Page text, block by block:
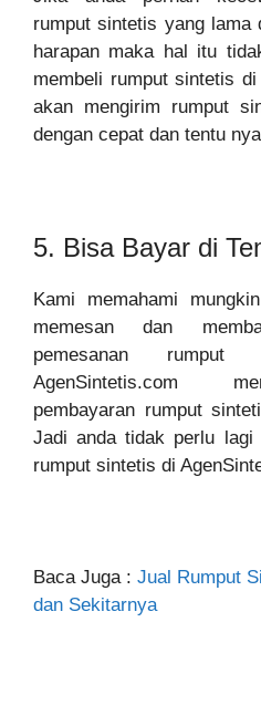
rumput sintetis yang lama
harapan maka hal itu
membeli rumput sintetis
akan mengirim rumput
dengan cepat dan tentu
5. Bisa Bayar di
Kami memahami
memesan dan
pemesanan
AgenSintetis.com
pembayaran rumput
Jadi anda tidak perlu lagi
rumput sintetis di
Baca Juga : Jual Rumput
dan Sekitarnya